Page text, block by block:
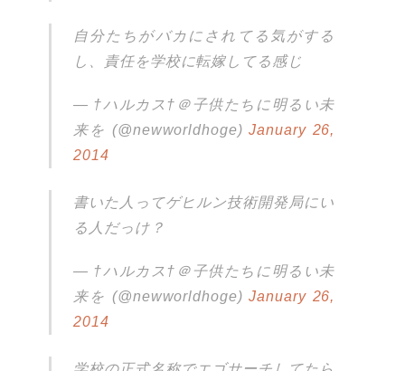
自分たちがバカにされてる気がする
し、責任を学校に転嫁してる感じ
— †ハルカス†＠子供たちに明るい未
来を (@newworldhoge)January 26,
2014
書いた人ってゲヒルン技術開発局にい
る人だっけ？
— †ハルカス†＠子供たちに明るい未
来を (@newworldhoge)January 26,
2014